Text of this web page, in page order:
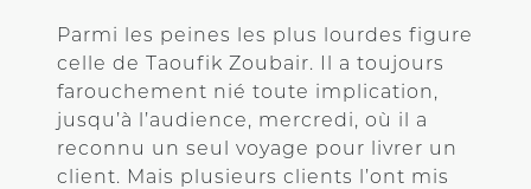
Parmi les peines les plus lourdes figure
celle de Taoufik Zoubair. Il a toujours
farouchement nié toute implication,
jusqu’à l’audience, mercredi, où il a
reconnu un seul voyage pour livrer un
client. Mais plusieurs clients l’ont mis